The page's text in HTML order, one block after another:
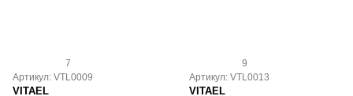
7
Артикул: VTL0009
VITAEL
9
Артикул: VTL0013
VITAEL